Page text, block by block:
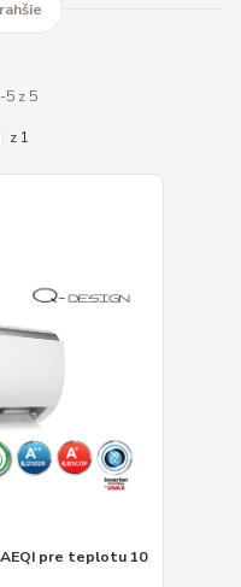
5 z 5
z 1
pre teplotu 10